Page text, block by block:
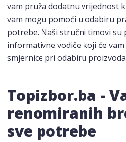
vam pruža dodatnu vrijednost
vam mogu pomoći u odabiru
potrebe. Naši stručni timovi su
informativne vodiče koji će
smjernice pri odabiru proizvoda.
Topizbor.ba -
renomiranih
sve potrebe